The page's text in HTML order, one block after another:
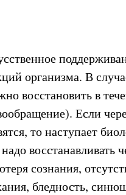
организма. В
восстановить в
Если
то наступает
восстанавливать
сознания,
бледность,